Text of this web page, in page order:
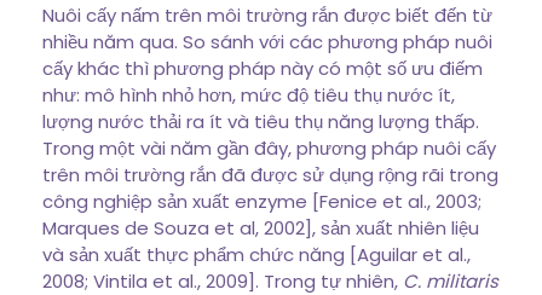
Nuôi cấy nấm trên môi trường rắn được biết đến từ
nhiều năm qua. So sánh với các phương pháp nuôi
cấy khác thì phương pháp này có một số ưu điếm
như: mô hình nhỏ hơn, mức độ tiêu thụ nước ít,
lượng nước thải ra ít và tiêu thụ năng lượng thấp.
Trong một vài năm gần đây, phương pháp nuôi cấy
trên môi trường rắn đã được sử dụng rộng rãi trong
công nghiệp sản xuất enzyme [Fenice et al., 2003;
Marques de Souza et al, 2002], sản xuất nhiên liệu
và sản xuất thực phẩm chức năng [Aguilar et al.,
2008; Vintila et al., 2009]. Trong tự nhiên, C. militaris